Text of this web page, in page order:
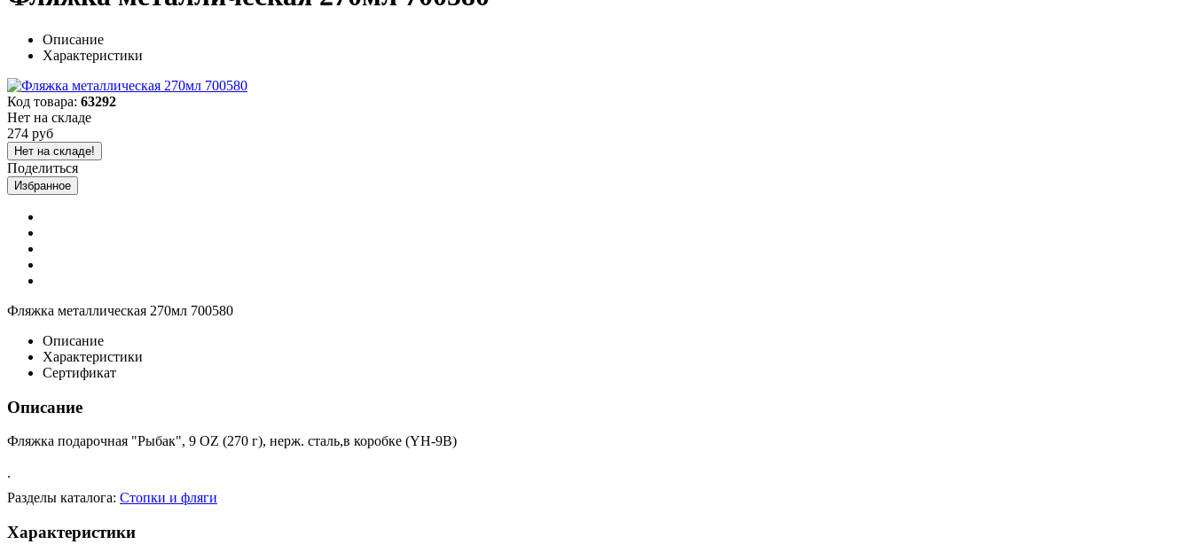
Описание
Характеристики
Код товара: 63292
Нет на складе
274 руб
Нет на складе!
Поделиться
Избранное
Фляжка металлическая 270мл 700580
Описание
Характеристики
Сертификат
Описание
Фляжка подарочная "Рыбак", 9 OZ (270 г), нерж. сталь,в коробке (YH-9B)
.
Разделы каталога: Стопки и фляги
Характеристики